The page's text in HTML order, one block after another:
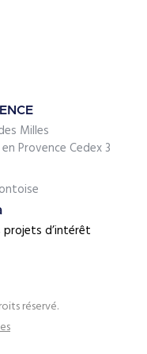
Milles
Provence Cedex 3
projets d’intérêt
réservé.